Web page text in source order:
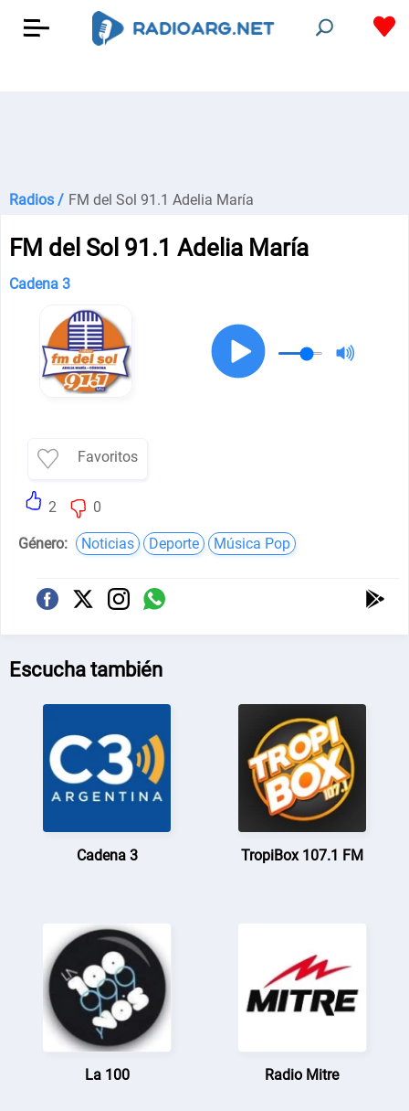
Radios / FM del Sol 91.1 Adelia María
FM del Sol 91.1 Adelia María
Cadena 3
Favoritos
2 0
Género: Noticias Deporte Música Pop
Escucha también
Cadena 3 TropiBox 107.1 FM
La 100 Radio Mitre